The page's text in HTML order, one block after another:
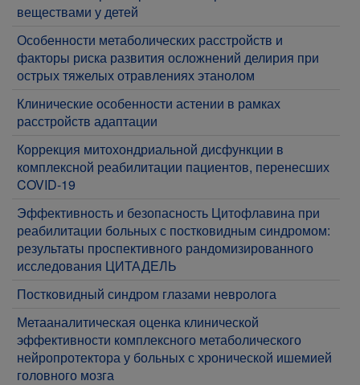
веществами у детей
Особенности метаболических расстройств и
факторы риска развития осложнений делирия при
острых тяжелых отравлениях этанолом
​Клинические особенности астении в рамках
расстройств адаптации
​Коррекция митохондриальной дисфункции в
комплексной реабилитации пациентов, перенесших
COVID-19
​Эффективность и безопасность Цитофлавина при
реабилитации больных с постковидным синдромом:
результаты проспективного рандомизированного
исследования ЦИТАДЕЛЬ
​Постковидный синдром глазами невролога
​Метааналитическая оценка клинической
эффективности комплексного метаболического
нейропротектора у больных с хронической ишемией
головного мозга